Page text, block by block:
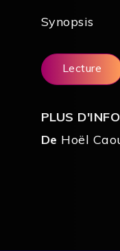
Synopsis
Lecture
PLUS
De Hoël